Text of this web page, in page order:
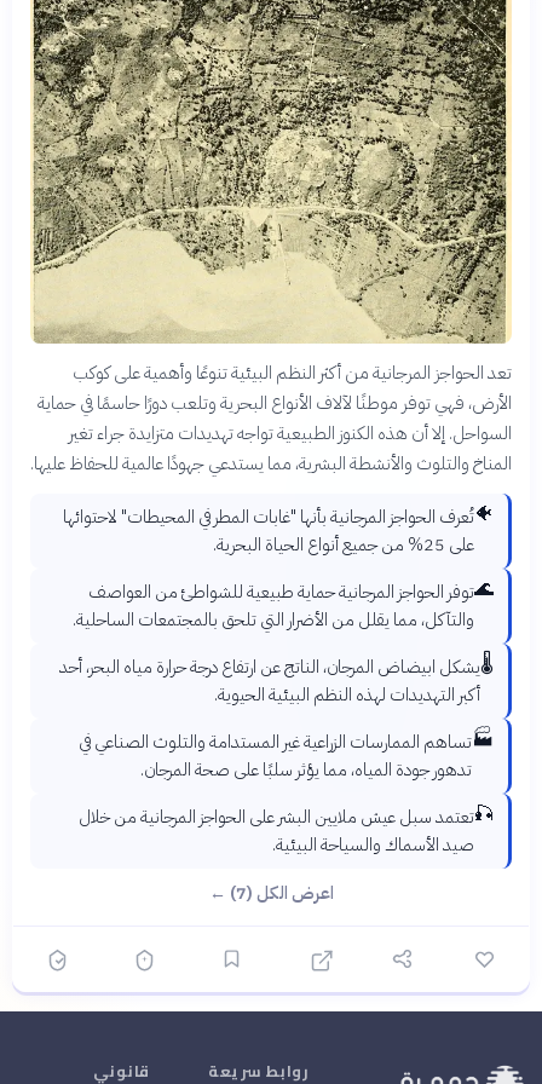
تعد الحواجز المرجانية من أكثر النظم البيئية تنوعًا وأهمية على كوكب
الأرض، فهي توفر موطنًا لآلاف الأنواع البحرية وتلعب دورًا حاسمًا في حماية
السواحل. إلا أن هذه الكنوز الطبيعية تواجه تهديدات متزايدة جراء تغير
المناخ والتلوث والأنشطة البشرية، مما يستدعي جهودًا عالمية للحفاظ عليها.
🐠تُعرف الحواجز المرجانية بأنها "غابات المطر في المحيطات" لاحتوائها
على 25% من جميع أنواع الحياة البحرية.
🌊توفر الحواجز المرجانية حماية طبيعية للشواطئ من العواصف
والتآكل، مما يقلل من الأضرار التي تلحق بالمجتمعات الساحلية.
🌡️يشكل ابيضاض المرجان، الناتج عن ارتفاع درجة حرارة مياه البحر، أحد
أكبر التهديدات لهذه النظم البيئية الحيوية.
🏭تساهم الممارسات الزراعية غير المستدامة والتلوث الصناعي في
تدهور جودة المياه، مما يؤثر سلبًا على صحة المرجان.
🎣تعتمد سبل عيش ملايين البشر على الحواجز المرجانية من خلال
صيد الأسماك والسياحة البيئية.
اعرض الكل (7) ←
روابط سريعة قانوني